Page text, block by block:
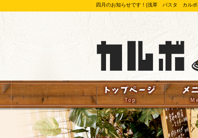
四月のお知らせです！|浅草 パスタ カルボ